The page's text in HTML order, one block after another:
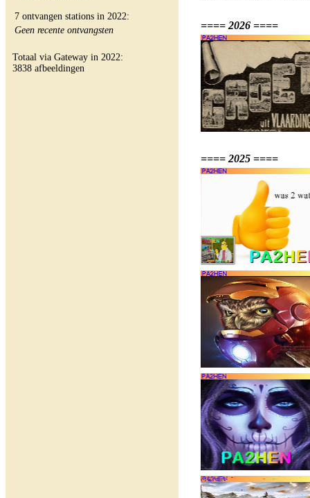
7 ontvangen stations in 2022:
Geen recente ontvangsten
Totaal via Gateway in 2022:
3838 afbeeldingen
==== 2026 ====
==== 2025 ====